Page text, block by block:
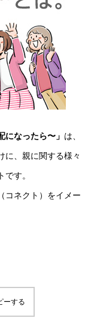
になったら〜」 は、
に、親に関する様々
す。
コネクト）をイメー
ーする